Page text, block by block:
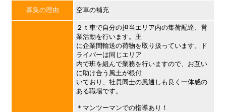
募集の理由 空車の補充
２ｔ車で自分の担当エリア内の集荷配達、営
業活動を行います。主
に企業間輸送の荷物を取り扱っています。ド
ライバーは同じエリア
内で班を組んで業務を行いますので、お互い
に助け合う風土が根付
いており、社員同士の風通しも良く一体感の
ある職場です。
＊マンツーマンでの指導あり！